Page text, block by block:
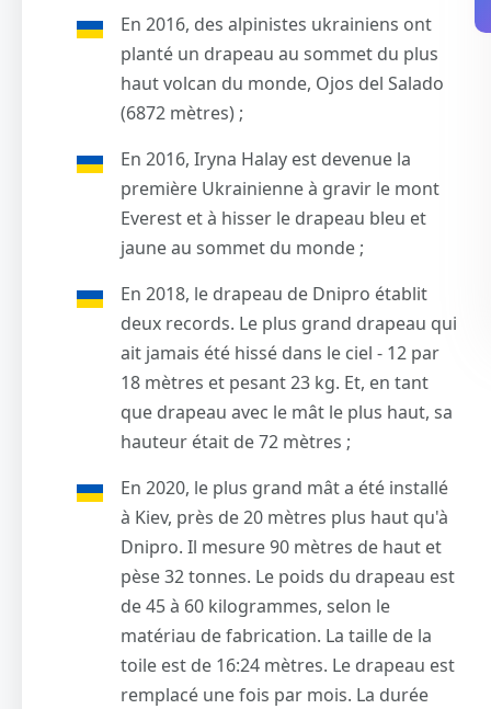
En 2016, des alpinistes ukrainiens ont
planté un drapeau au sommet du plus
haut volcan du monde, Ojos del Salado
(6872 mètres) ;
En 2016, Iryna Halay est devenue la
première Ukrainienne à gravir le mont
Everest et à hisser le drapeau bleu et
jaune au sommet du monde ;
En 2018, le drapeau de Dnipro établit
deux records. Le plus grand drapeau qui
ait jamais été hissé dans le ciel - 12 par
18 mètres et pesant 23 kg. Et, en tant
que drapeau avec le mât le plus haut, sa
hauteur était de 72 mètres ;
En 2020, le plus grand mât a été installé
à Kiev, près de 20 mètres plus haut qu'à
Dnipro. Il mesure 90 mètres de haut et
pèse 32 tonnes. Le poids du drapeau est
de 45 à 60 kilogrammes, selon le
matériau de fabrication. La taille de la
toile est de 16:24 mètres. Le drapeau est
remplacé une fois par mois. La durée